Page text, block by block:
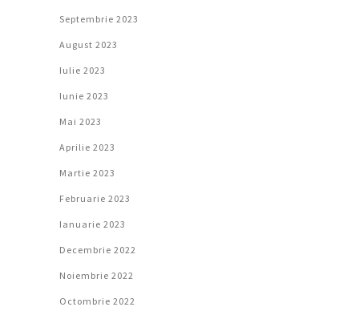
Septembrie 2023
August 2023
Iulie 2023
Iunie 2023
Mai 2023
Aprilie 2023
Martie 2023
Februarie 2023
Ianuarie 2023
Decembrie 2022
Noiembrie 2022
Octombrie 2022